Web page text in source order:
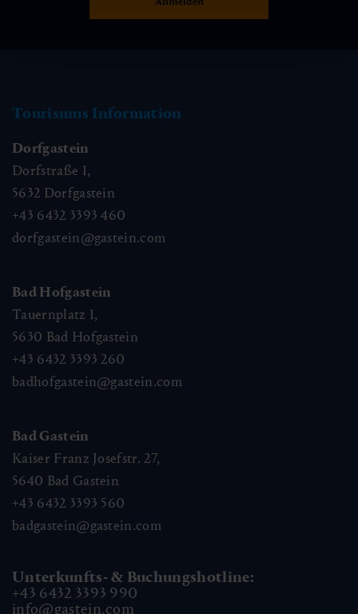
Tourismus Information
Dorfgastein
Dorfstraße 1,
5632 Dorfgastein
+43 6432 3393 460
dorfgastein@gastein.com
Bad Hofgastein
Tauernplatz 1,
5630 Bad Hofgastein
+43 6432 3393 260
badhofgastein@gastein.com
Bad Gastein
Kaiser Franz Josefstr. 27,
5640 Bad Gastein
+43 6432 3393 560
badgastein@gastein.com
Unterkunfts- & Buchungshotline:
+43 6432 3393 990
info@gastein.com